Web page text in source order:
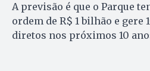
A previsão é que o Parque
ordem de R$ 1 bilhão e gere
diretos nos próximos 10